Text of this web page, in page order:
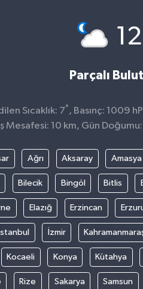
12
Parçalı
Sıcaklık: 7° , Basınç: 1009
Mesafesi: 10 km, Gün Doğumu:
Ağrı Aksaray Amasya
Bilecik Bingöl Bitlis
Elazığ Erzincan
İstanbul İzmir
Kocaeli Konya Kütahya
Rize Sakarya Samsun